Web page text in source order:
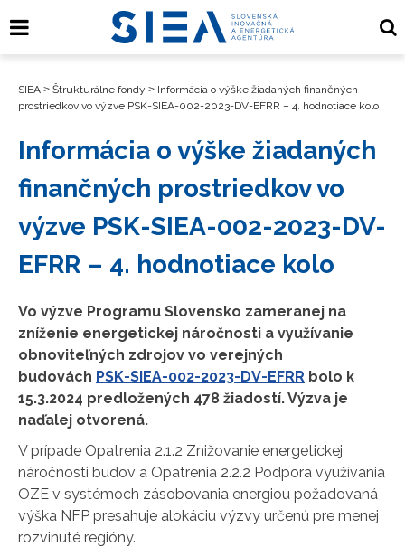
SIEA > Štrukturálne fondy > Informácia o výške žiadaných finančných
prostriedkov vo výzve PSK-SIEA-002-2023-DV-EFRR – 4. hodnotiace kolo
Informácia o výške žiadaných
finančných prostriedkov vo
výzve PSK-SIEA-002-2023-DV-
EFRR – 4. hodnotiace kolo
Vo výzve Programu Slovensko zameranej na
zníženie energetickej náročnosti a využívanie
obnoviteľných zdrojov vo verejných
budovách PSK-SIEA-002-2023-DV-EFRR bolo k
15.3.2024 predložených 478 žiadostí. Výzva je
naďalej otvorená.
V prípade Opatrenia 2.1.2 Znižovanie energetickej
náročnosti budov a Opatrenia 2.2.2 Podpora využívania
OZE v systémoch zásobovania energiou požadovaná
výška NFP presahuje alokáciu výzvy určenú pre menej
rozvinuté regióny.